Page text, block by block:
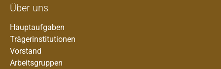
Über uns
Hauptaufgaben
Trägerinstitutionen
Vorstand
Arbeitsgruppen